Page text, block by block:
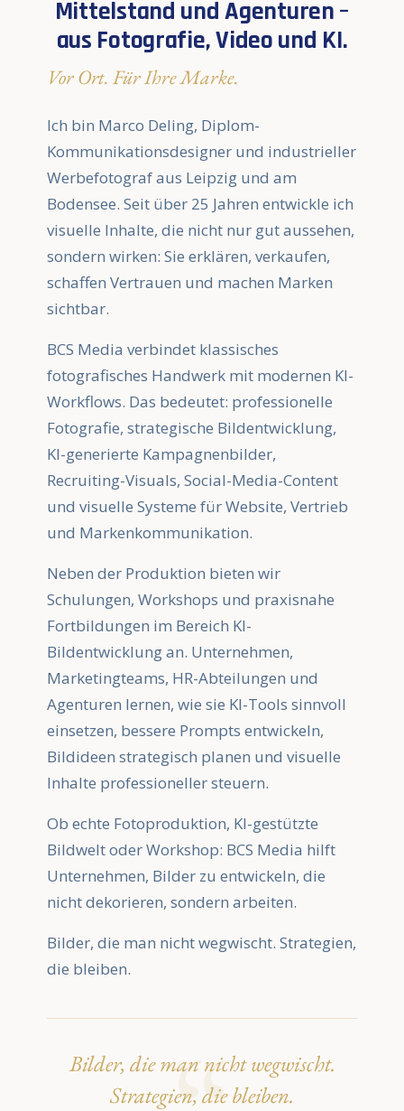
Mittelstand und Agenturen –
aus Fotografie, Video und KI.
Vor Ort. Für Ihre Marke.
Ich bin Marco Deling, Diplom-
Kommunikationsdesigner und industrieller
Werbefotograf aus Leipzig und am
Bodensee. Seit über 25 Jahren entwickle ich
visuelle Inhalte, die nicht nur gut aussehen,
sondern wirken: Sie erklären, verkaufen,
schaffen Vertrauen und machen Marken
sichtbar.
BCS Media verbindet klassisches
fotografisches Handwerk mit modernen KI-
Workflows. Das bedeutet: professionelle
Fotografie, strategische Bildentwicklung,
KI-generierte Kampagnenbilder,
Recruiting-Visuals, Social-Media-Content
und visuelle Systeme für Website, Vertrieb
und Markenkommunikation.
Neben der Produktion bieten wir
Schulungen, Workshops und praxisnahe
Fortbildungen im Bereich KI-
Bildentwicklung an. Unternehmen,
Marketingteams, HR-Abteilungen und
Agenturen lernen, wie sie KI-Tools sinnvoll
einsetzen, bessere Prompts entwickeln,
Bildideen strategisch planen und visuelle
Inhalte professioneller steuern.
Ob echte Fotoproduktion, KI-gestützte
Bildwelt oder Workshop: BCS Media hilft
Unternehmen, Bilder zu entwickeln, die
nicht dekorieren, sondern arbeiten.
Bilder, die man nicht wegwischt. Strategien,
die bleiben.
Bilder, die man nicht wegwischt.
Strategien, die bleiben.